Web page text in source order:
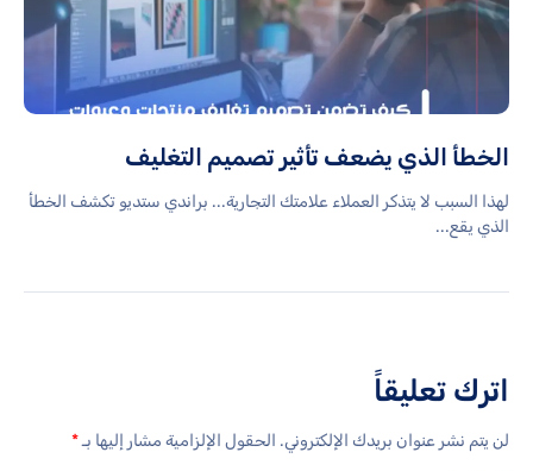
الخطأ الذي يضعف تأثير تصميم التغليف
لهذا السبب لا يتذكر العملاء علامتك التجارية... براندي ستديو تكشف الخطأ
الذي يقع...
اترك تعليقاً
لن يتم نشر عنوان بريدك الإلكتروني. الحقول الإلزامية مشار إليها بـ*